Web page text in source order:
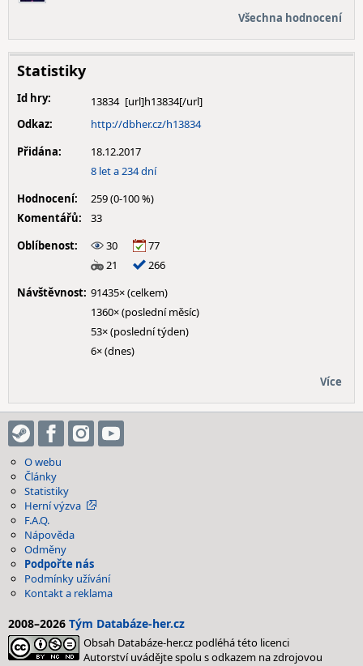
Všechna hodnocení
Statistiky
Id hry:
13834
Odkaz:
http://dbher.cz/h13834
Přidána:
18.12.2017
8 let a 234 dní
Hodnocení:
259 (0-100 %)
Komentářů:
33
Oblíbenost:
30
77
21
266
Návštěvnost: 91435× (celkem)
1360× (poslední měsíc)
53× (poslední týden)
6× (dnes)
Více
O webu
Články
Statistiky
Herní výzva
F.A.Q.
Nápověda
Odměny
Podpořte nás
Podmínky užívání
Kontakt a reklama
2008–2026 Tým Databáze-her.cz
Obsah Databáze-her.cz podléhá této licenci
Autorství uvádějte spolu s odkazem na zdrojovou